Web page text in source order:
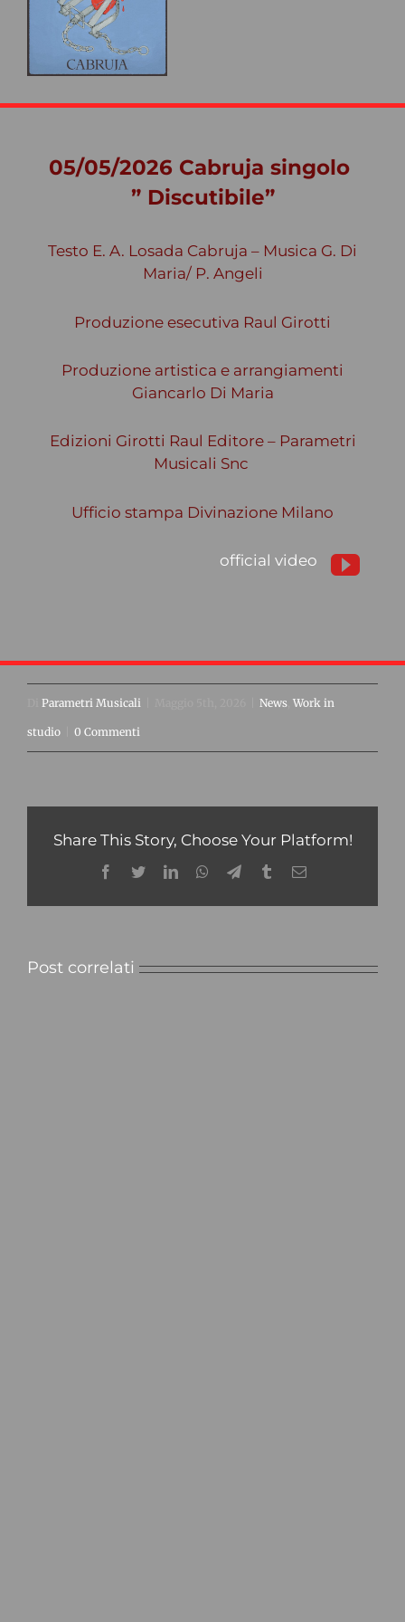
05/05/2026 Cabruja singolo
” Discutibile”
Testo E. A. Losada Cabruja – Musica G. Di
Maria/ P. Angeli
Produzione esecutiva Raul Girotti
Produzione artistica e arrangiamenti
Giancarlo Di Maria
Edizioni Girotti Raul Editore – Parametri
Musicali Snc
Ufficio stampa Divinazione Milano
official video
Parametri Musicali News Work in
studio 0 Commenti
Share This Story, Choose Your Platform!
Facebook
TwitterLinkedInWhatsApp
TelegramTumblrEmail
Post correlati